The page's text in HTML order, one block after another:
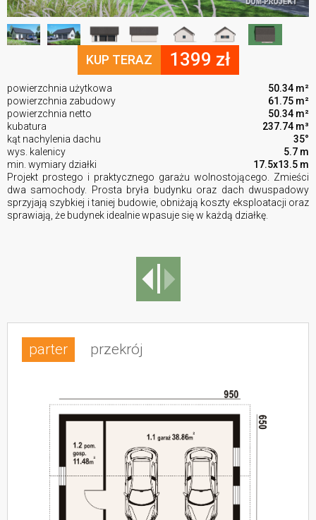
KUP TERAZ 1399 zł
powierzchnia użytkowa
50.34 m²
powierzchnia zabudowy
61.75 m²
powierzchnia netto
50.34 m²
kubatura
237.74 m³
kąt nachylenia dachu
35°
wys. kalenicy
5.7 m
min. wymiary działki
17.5x13.5 m
Projekt prostego i praktycznego garażu wolnostojącego. Zmieści
dwa samochody. Prosta bryła budynku oraz dach dwuspadowy
sprzyjają szybkiej i taniej budowie, obniżają koszty eksploatacji oraz
sprawiają, że budynek idealnie wpasuje się w każdą działkę.
parter przekrój